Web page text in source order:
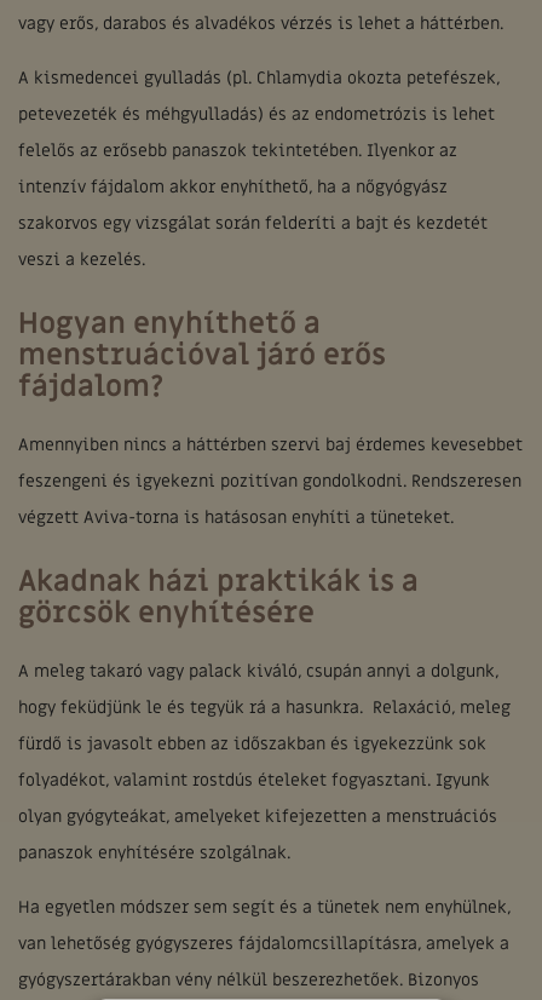
vagy erős, darabos és alvadékos vérzés is lehet a háttérben.
A kismedencei gyulladás (pl. Chlamydia okozta petefészek,
petevezeték és méhgyulladás) és az endometrózis is lehet
felelős az erősebb panaszok tekintetében. Ilyenkor az
intenzív fájdalom akkor enyhíthető, ha a nőgyógyász
szakorvos egy vizsgálat során felderíti a bajt és kezdetét
veszi a kezelés.
Hogyan enyhíthető a
menstruációval járó erős
fájdalom?
Amennyiben nincs a háttérben szervi baj érdemes kevesebbet
feszengeni és igyekezni pozitívan gondolkodni. Rendszeresen
végzett Aviva-torna is hatásosan enyhíti a tüneteket.
Akadnak házi praktikák is a
görcsök enyhítésére
A meleg takaró vagy palack kiváló, csupán annyi a dolgunk,
hogy feküdjünk le és tegyük rá a hasunkra. Relaxáció, meleg
fürdő is javasolt ebben az időszakban és igyekezzünk sok
folyadékot, valamint rostdús ételeket fogyasztani. Igyunk
olyan gyógyteákat, amelyeket kifejezetten a menstruációs
panaszok enyhítésére szolgálnak.
Ha egyetlen módszer sem segít és a tünetek nem enyhülnek,
van lehetőség gyógyszeres fájdalomcsillapításra, amelyek a
gyógyszertárakban vény nélkül beszerezhetőek. Bizonyos